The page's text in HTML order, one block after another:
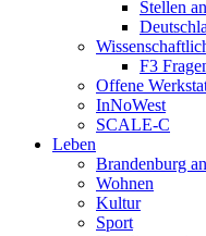
Stellen
F3
Offene
InNoWest
SCALE-C
Leben
Brandenburg
Wohnen
Kultur
Sport